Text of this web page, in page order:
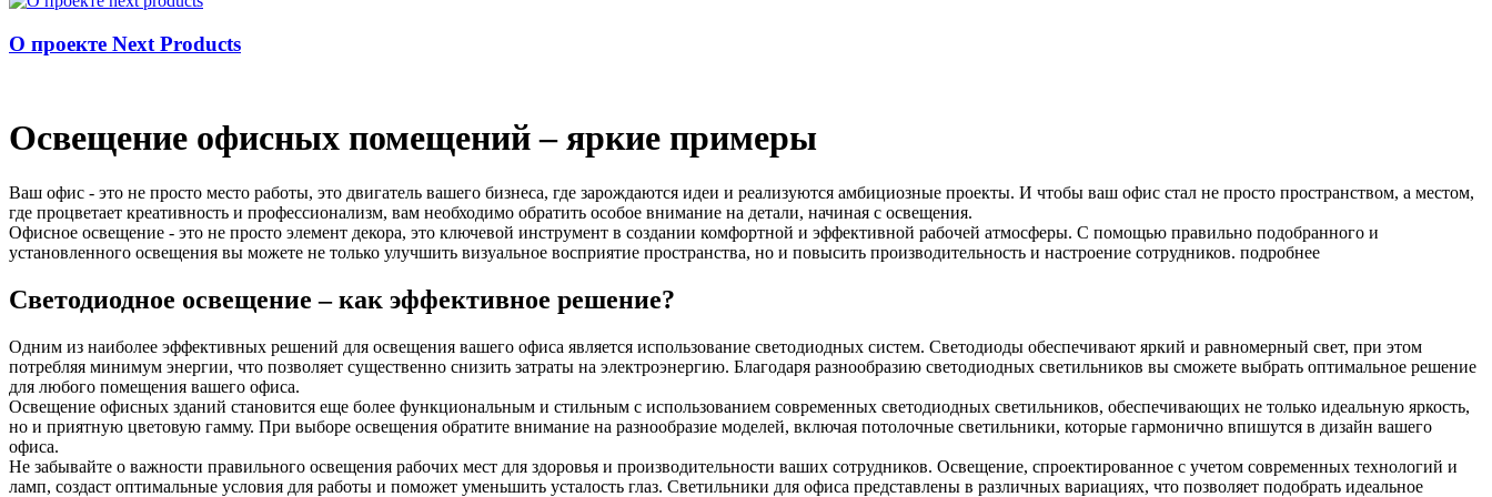
О проекте Next Products
Освещение офисных помещений – яркие примеры
Ваш офис - это не просто место работы, это двигатель вашего бизнеса, где зарождаются идеи и реализуются амбициозные проекты. И чтобы ваш офис стал не просто пространством, а местом,
где процветает креативность и профессионализм, вам необходимо обратить особое внимание на детали, начиная с освещения.
Офисное освещение - это не просто элемент декора, это ключевой инструмент в создании комфортной и эффективной рабочей атмосферы. С помощью правильно подобранного и
установленного освещения вы можете не только улучшить визуальное восприятие пространства, но и повысить производительность и настроение сотрудников. подробнее
Светодиодное освещение – как эффективное решение?
Одним из наиболее эффективных решений для освещения вашего офиса является использование светодиодных систем. Светодиоды обеспечивают яркий и равномерный свет, при этом
потребляя минимум энергии, что позволяет существенно снизить затраты на электроэнергию. Благодаря разнообразию светодиодных светильников вы сможете выбрать оптимальное решение
для любого помещения вашего офиса.
Освещение офисных зданий становится еще более функциональным и стильным с использованием современных светодиодных светильников, обеспечивающих не только идеальную яркость,
но и приятную цветовую гамму. При выборе освещения обратите внимание на разнообразие моделей, включая потолочные светильники, которые гармонично впишутся в дизайн вашего
офиса.
Не забывайте о важности правильного освещения рабочих мест для здоровья и производительности ваших сотрудников. Освещение, спроектированное с учетом современных технологий и
ламп, создаст оптимальные условия для работы и поможет уменьшить усталость глаз. Светильники для офиса представлены в различных вариациях, что позволяет подобрать идеальное